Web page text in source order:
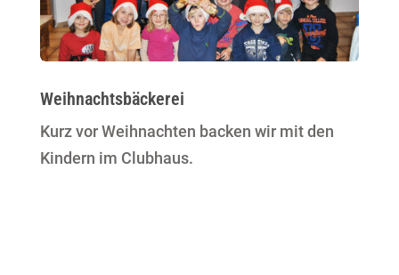
Weihnachtsbäckerei
Kurz vor Weihnachten backen wir mit den
Kindern im Clubhaus.